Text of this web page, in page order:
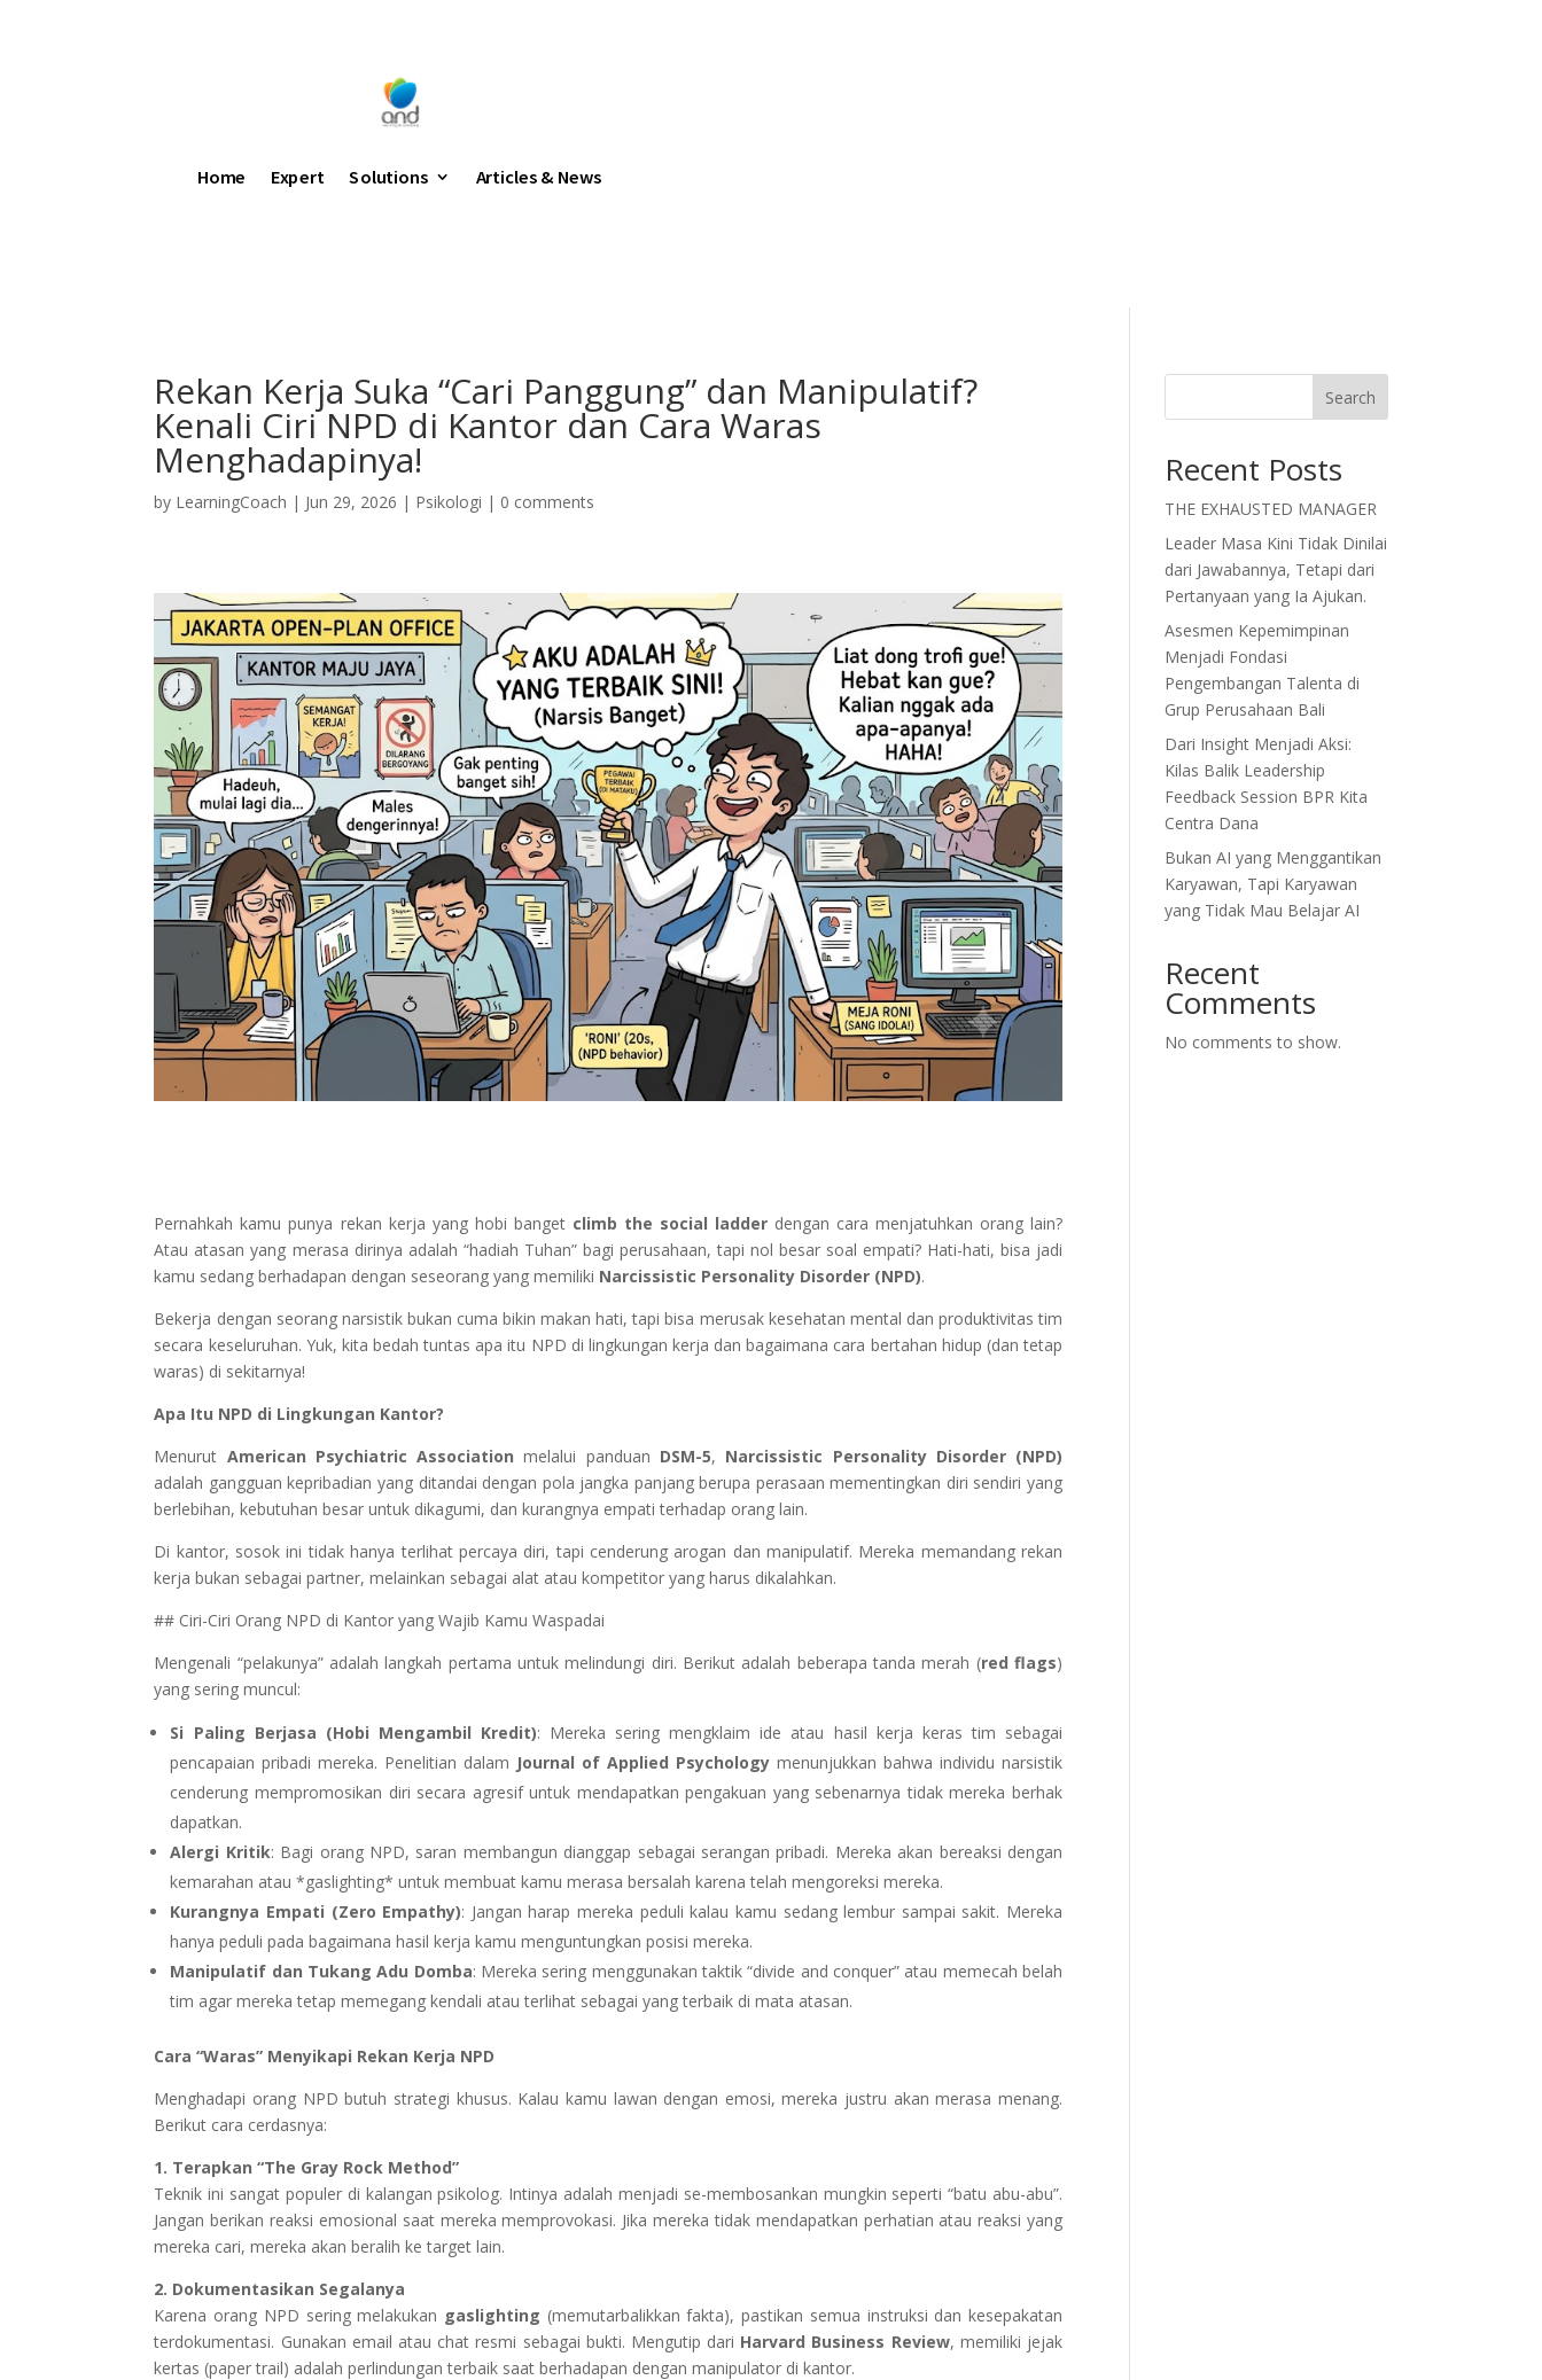
Home Expert Solutions Articles & News
Rekan Kerja Suka “Cari Panggung” dan Manipulatif?
Kenali Ciri NPD di Kantor dan Cara Waras
Menghadapinya!
by LearningCoach | Jun 29, 2026 | Psikologi | 0 comments
Pernahkah kamu punya rekan kerja yang hobi banget climb the social ladderdengan cara menjatuhkan orang lain?
Atau atasan yang merasa dirinya adalah “hadiah Tuhan” bagi perusahaan, tapi nol besar soal empati? Hati-hati, bisa jadi
kamu sedang berhadapan dengan seseorang yang memiliki Narcissistic Personality Disorder (NPD).
Bekerja dengan seorang narsistik bukan cuma bikin makan hati, tapi bisa merusak kesehatan mental dan produktivitas tim
secara keseluruhan. Yuk, kita bedah tuntas apa itu NPD di lingkungan kerja dan bagaimana cara bertahan hidup (dan tetap
waras) di sekitarnya!
Apa Itu NPD di Lingkungan Kantor?
Menurut American Psychiatric Association melalui panduan DSM-5, Narcissistic Personality Disorder (NPD)
adalah gangguan kepribadian yang ditandai dengan pola jangka panjang berupa perasaan mementingkan diri sendiri yang
berlebihan, kebutuhan besar untuk dikagumi, dan kurangnya empati terhadap orang lain.
Di kantor, sosok ini tidak hanya terlihat percaya diri, tapi cenderung arogan dan manipulatif. Mereka memandang rekan
kerja bukan sebagai partner, melainkan sebagai alat atau kompetitor yang harus dikalahkan.
## Ciri-Ciri Orang NPD di Kantor yang Wajib Kamu Waspadai
Mengenali “pelakunya” adalah langkah pertama untuk melindungi diri. Berikut adalah beberapa tanda merah (red flags)
yang sering muncul:
Si Paling Berjasa (Hobi Mengambil Kredit): Mereka sering mengklaim ide atau hasil kerja keras tim sebagai
pencapaian pribadi mereka. Penelitian dalam Journal of Applied Psychology menunjukkan bahwa individu narsistik
cenderung mempromosikan diri secara agresif untuk mendapatkan pengakuan yang sebenarnya tidak mereka berhak
dapatkan.
Alergi Kritik: Bagi orang NPD, saran membangun dianggap sebagai serangan pribadi. Mereka akan bereaksi dengan
kemarahan atau *gaslighting* untuk membuat kamu merasa bersalah karena telah mengoreksi mereka.
Kurangnya Empati (Zero Empathy): Jangan harap mereka peduli kalau kamu sedang lembur sampai sakit. Mereka
hanya peduli pada bagaimana hasil kerja kamu menguntungkan posisi mereka.
Manipulatif dan Tukang Adu Domba: Mereka sering menggunakan taktik “divide and conquer” atau memecah belah
tim agar mereka tetap memegang kendali atau terlihat sebagai yang terbaik di mata atasan.
Cara “Waras” Menyikapi Rekan Kerja NPD
Menghadapi orang NPD butuh strategi khusus. Kalau kamu lawan dengan emosi, mereka justru akan merasa menang.
Berikut cara cerdasnya:
1. Terapkan “The Gray Rock Method”
Teknik ini sangat populer di kalangan psikolog. Intinya adalah menjadi se-membosankan mungkin seperti “batu abu-abu”.
Jangan berikan reaksi emosional saat mereka memprovokasi. Jika mereka tidak mendapatkan perhatian atau reaksi yang
mereka cari, mereka akan beralih ke target lain.
2. Dokumentasikan Segalanya
Karena orang NPD sering melakukan gaslighting (memutarbalikkan fakta), pastikan semua instruksi dan kesepakatan
terdokumentasi. Gunakan email atau chat resmi sebagai bukti. Mengutip dari Harvard Business Review, memiliki jejak
kertas (paper trail) adalah perlindungan terbaik saat berhadapan dengan manipulator di kantor.
Search
Recent Posts
THE EXHAUSTED MANAGER
Leader Masa Kini Tidak Dinilai
dari Jawabannya, Tetapi dari
Pertanyaan yang Ia Ajukan.
Asesmen Kepemimpinan
Menjadi Fondasi
Pengembangan Talenta di
Grup Perusahaan Bali
Dari Insight Menjadi Aksi:
Kilas Balik Leadership
Feedback Session BPR Kita
Centra Dana
Bukan AI yang Menggantikan
Karyawan, Tapi Karyawan
yang Tidak Mau Belajar AI
Recent
Comments
No comments to show.